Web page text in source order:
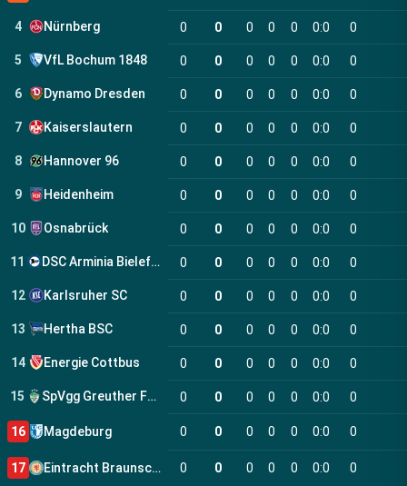
4 Nürnberg 0 0 0 0 0 0:0 0
5 VfL Bochum 1848 0 0 0 0 0 0:0 0
6 Dynamo Dresden 0 0 0 0 0 0:0 0
7 Kaiserslautern 0 0 0 0 0 0:0 0
8 Hannover 96 0 0 0 0 0 0:0 0
9 Heidenheim 0 0 0 0 0 0:0 0
10 Osnabrück 0 0 0 0 0 0:0 0
11 DSC Arminia Bielefeld 0 0 0 0 0 0:0 0
12 Karlsruher SC 0 0 0 0 0 0:0 0
13 Hertha BSC 0 0 0 0 0 0:0 0
14 Energie Cottbus 0 0 0 0 0 0:0 0
15 SpVgg Greuther Fürth 0 0 0 0 0 0:0 0
16 Magdeburg 0 0 0 0 0 0:0 0
17 Eintracht Braunschweig 0 0 0 0 0 0:0 0